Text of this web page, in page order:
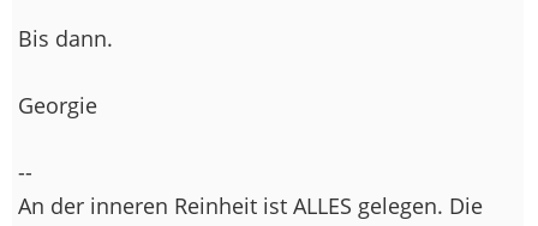
Bis dann.
Georgie
--
An der inneren Reinheit ist ALLES gelegen. Die